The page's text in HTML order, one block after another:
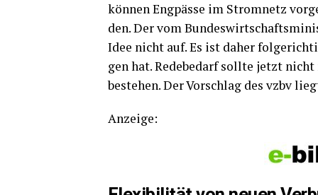
kön­nen Eng­päs­se im Strom­netz
den. Der vom
Idee nicht auf. Es ist daher
gen hat. Rede­be­darf soll­te jetzt
bestehen. Der Vor­schlag des vzbv
Anzei­ge: